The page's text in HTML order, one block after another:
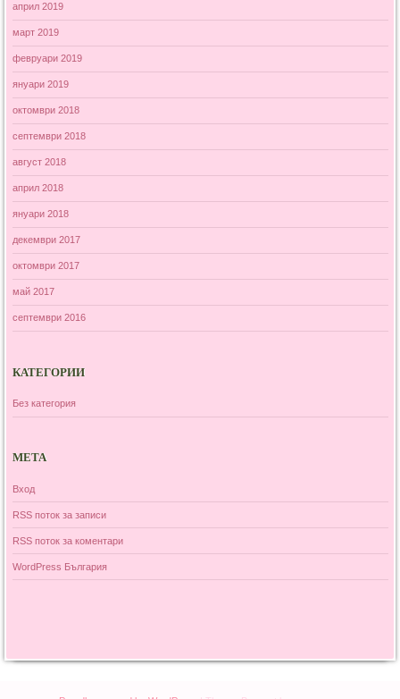
април 2019
март 2019
февруари 2019
януари 2019
октомври 2018
септември 2018
август 2018
април 2018
януари 2018
декември 2017
октомври 2017
май 2017
септември 2016
КАТЕГОРИИ
Без категория
МЕТА
Вход
RSS поток за записи
RSS поток за коментари
WordPress България